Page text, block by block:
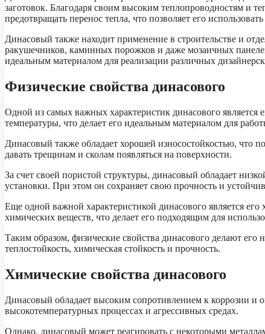
заготовок. Благодаря своим высоким теплопроводностям и
предотвращать перенос тепла, что позволяет его
Динасовый также находит применение в строительстве и
ракушечников, каминных порожков и даже мозаичных
идеальным материалом для реализации различных
Физические свойства динасового
Одной из самых важных характеристик динасового является
температуры, что делает его идеальным материалом для
Динасовый также обладает хорошей износостойкостью, что
давать трещинам и сколам появляться на поверхности.
За счет своей пористой структуры, динасовый обладает
установки. При этом он сохраняет свою прочность и
Еще одной важной характеристикой динасового является
химических веществ, что делает его подходящим для
Таким образом, физические свойства динасового делают
теплостойкость, химическая стойкость и прочность.
Химические свойства динасового
Динасовый обладает высоким сопротивлением к коррозии и
высокотемпературных процессах и агрессивных средах.
Однако, динасовый может реагировать с некоторыми